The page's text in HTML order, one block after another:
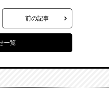
前の記事
一覧